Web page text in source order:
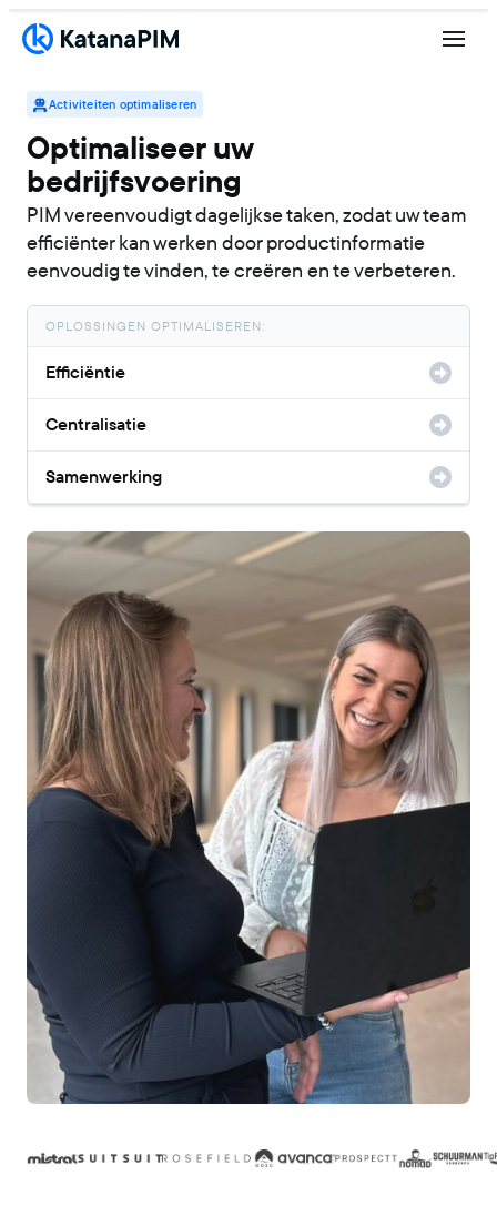
Activiteiten optimaliseren
Optimaliseer uw
bedrijfsvoering
PIM vereenvoudigt dagelijkse taken, zodat uw team
efficiënter kan werken door productinformatie
eenvoudig te vinden, te creëren en te verbeteren.
OPLOSSINGEN OPTIMALISEREN:
Efficiëntie
Centralisatie
Samenwerking